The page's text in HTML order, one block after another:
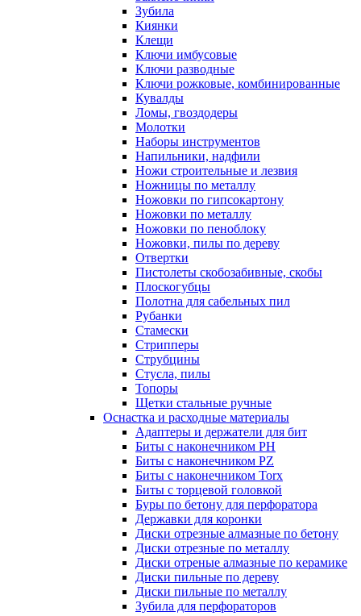
Зубила
Киянки
Клещи
Ключи имбусовые
Ключи разводные
Ключи рожковые, комбинированные
Кувалды
Ломы, гвоздодеры
Молотки
Наборы инструментов
Напильники, надфили
Ножи строительные и лезвия
Ножницы по металлу
Ножовки по гипсокартону
Ножовки по металлу
Ножовки по пеноблоку
Ножовки, пилы по дереву
Отвертки
Пистолеты скобозабивные, скобы
Плоскогубцы
Полотна для сабельных пил
Рубанки
Стамески
Стрипперы
Струбцины
Стусла, пилы
Топоры
Щетки стальные ручные
Оснастка и расходные материалы
Адаптеры и держатели для бит
Биты с наконечником PH
Биты с наконечником PZ
Биты с наконечником Torx
Биты с торцевой головкой
Буры по бетону для перфоратора
Державки для коронки
Диски отрезные алмазные по бетону
Диски отрезные по металлу
Диски отреные алмазные по керамике
Диски пильные по дереву
Диски пильные по металлу
Зубила для перфораторов